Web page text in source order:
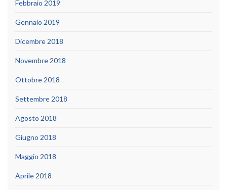
Febbraio 2019
Gennaio 2019
Dicembre 2018
Novembre 2018
Ottobre 2018
Settembre 2018
Agosto 2018
Giugno 2018
Maggio 2018
Aprile 2018